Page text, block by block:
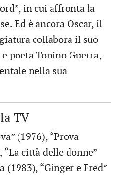
in cui affronta la
Ed è ancora Oscar, il
collabora il suo
poeta Tonino Guerra,
nella sua
TV
(1976), “Prova
“La città delle donne”
(1983), “Ginger e Fred”